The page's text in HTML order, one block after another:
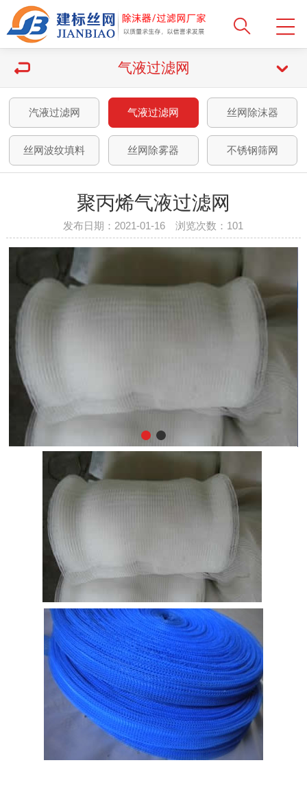
气液过滤网
汽液过滤网 气液过滤网 丝网除沫器
丝网波纹填料 丝网除雾器 不锈钢筛网
聚丙烯气液过滤网
发布日期：2021-01-16 浏览次数： 101